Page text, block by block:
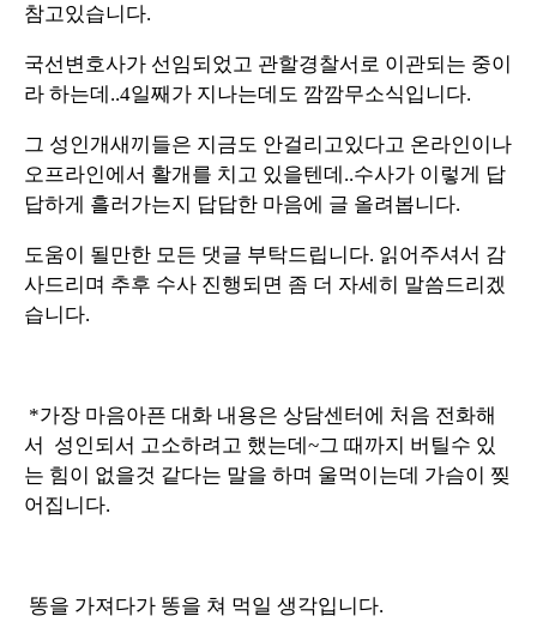
참고있습니다.
국선변호사가 선임되었고 관할경찰서로 이관되는 중이
라 하는데..4일째가 지나는데도 깜깜무소식입니다.
그 성인개새끼들은 지금도 안걸리고있다고 온라인이나
오프라인에서 활개를 치고 있을텐데..수사가 이렇게 답
답하게 흘러가는지 답답한 마음에 글 올려봅니다.
도움이 될만한 모든 댓글 부탁드립니다. 읽어주셔서 감
사드리며 추후 수사 진행되면 좀 더 자세히 말씀드리겠
습니다.
*가장 마음아픈 대화 내용은 상담센터에 처음 전화해
서 성인되서 고소하려고 했는데~그 때까지 버틸수 있
는 힘이 없을것 같다는 말을 하며 울먹이는데 가슴이 찢
어집니다.
똥을 가져다가 똥을 쳐 먹일 생각입니다.